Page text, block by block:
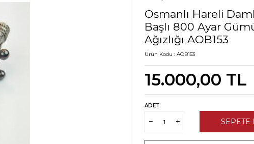
Osmanlı Hareli
Başlı 800 Ayar
Ağızlığı AOB153
Ürün Kodu : AOB153
15.000,00 TL
ADET
SEPETE